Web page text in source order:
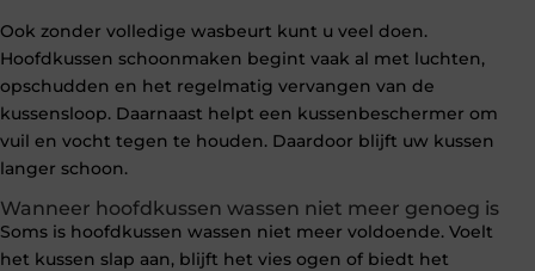
Ook zonder volledige wasbeurt kunt u veel doen.
Hoofdkussen schoonmaken begint vaak al met luchten,
opschudden en het regelmatig vervangen van de
kussensloop. Daarnaast helpt een kussenbeschermer om
vuil en vocht tegen te houden. Daardoor blijft uw kussen
langer schoon.
Wanneer hoofdkussen wassen niet meer genoeg is
Soms is hoofdkussen wassen niet meer voldoende. Voelt
het kussen slap aan, blijft het vies ogen of biedt het